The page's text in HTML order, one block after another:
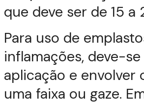
que deve ser de 15 a
Para uso de
inflamações, deve-se
aplicação e envolver
uma faixa ou gaze.